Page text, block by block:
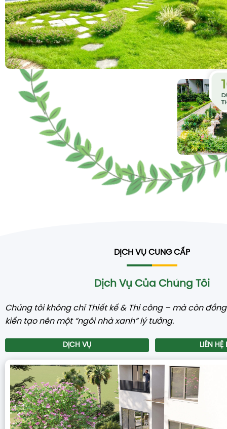
DỊCH VỤ CUNG CẤP
Dịch Vụ Của Chúng Tôi
Chúng tôi không chỉ Thiết kế & Thi công – mà còn
kiến tạo nên một “ngôi nhà xanh” lý tưởng.
DỊCH VỤ LIÊN